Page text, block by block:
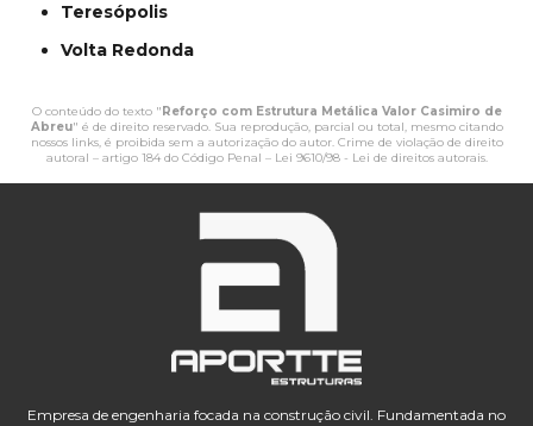
Teresópolis
Volta Redonda
O conteúdo do texto " Reforço com Estrutura Metálica Valor Casimiro de
Abreu" é de direito reservado. Sua reprodução, parcial ou total, mesmo citando
nossos links, é proibida sem a autorização do autor. Crime de violação de direito
autoral – artigo 184 do Código Penal – Lei 9610/98 - Lei de direitos autorais.
Empresa de engenharia focada na construção civil. Fundamentada no